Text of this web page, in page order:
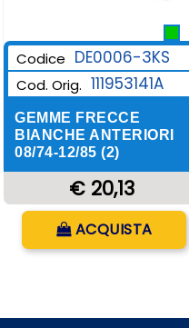
Codice DE0006-3KS
Cod. Orig. 111953141A
GEMME FRECCE
BIANCHE ANTERIORI
08/74-12/85 (2)
€ 20,13
ACQUISTA